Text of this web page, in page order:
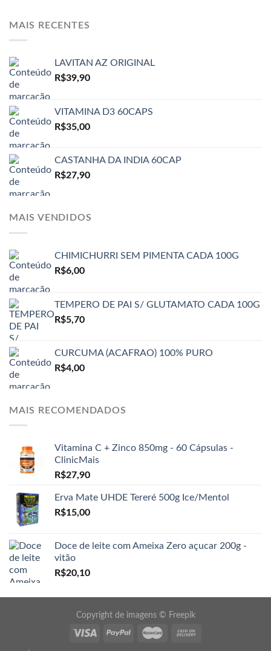
MAIS RECENTES
LAVITAN AZ ORIGINAL
R$39,90
VITAMINA D3 60CAPS
R$35,00
CASTANHA DA INDIA 60CAP
R$27,90
MAIS VENDIDOS
CHIMICHURRI SEM PIMENTA CADA 100G
R$6,00
TEMPERO DE PAI S/ GLUTAMATO CADA 100G
R$5,70
CURCUMA (ACAFRAO) 100% PURO
R$4,00
MAIS RECOMENDADOS
Vitamina C + Zinco 850mg - 60 Cápsulas -
ClinicMais
R$27,90
Erva Mate UHDE Tereré 500g Ice/Mentol
R$15,00
Doce de leite com Ameixa Zero açucar 200g -
vitão
R$20,10
Copyright de imagens © Freepik